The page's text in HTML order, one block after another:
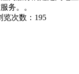
务。。
览次数：195